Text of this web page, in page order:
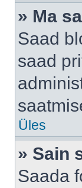
» Ma
Saad
saad
Üles
» Sain
Saada